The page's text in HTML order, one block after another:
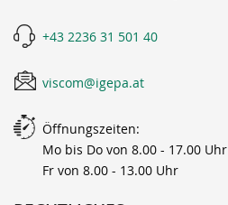
+43 2236 31 501 40
viscom@igepa.at
Öffnungszeiten:
Mo bis Do von 8.00 - 17.00 Uhr
Fr von 8.00 - 13.00 Uhr